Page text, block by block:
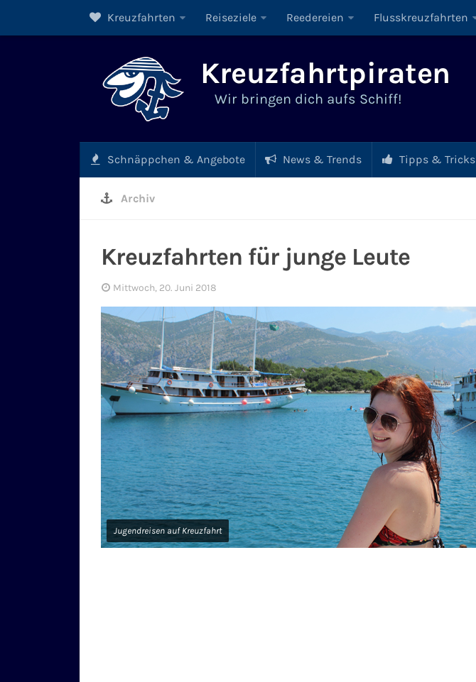
Kreuzfahrten Reiseziele Reedereien Flusskreuzfahrten
Kreuzfahrtpiraten
Wir bringen dich aufs Schiff!
Schnäppchen & Angebote News & Trends Tipps & Tricks
Archiv
Kreuzfahrten für junge Leute
Mittwoch, 20. Juni 2018
Jugendreisen auf Kreuzfahrt